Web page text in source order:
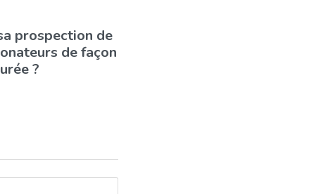
prospection de
de façon
?